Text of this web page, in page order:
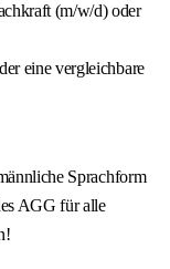
(m/w/d) oder
eine vergleichbare
Sprachform
AGG für alle